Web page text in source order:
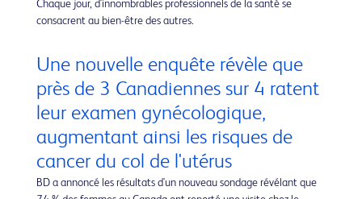
Chaque jour, d'innombrables professionnels de la santé se
consacrent au bien-être des autres.
Une nouvelle enquête révèle que
près de 3 Canadiennes sur 4 ratent
leur examen gynécologique,
augmentant ainsi les risques de
cancer du col de l'utérus
BD a annoncé les résultats d'un nouveau sondage révélant que